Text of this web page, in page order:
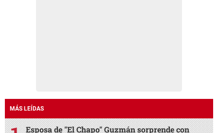
MÁS LEÍDAS
Esposa de "El Chapo" Guzmán sorprende con